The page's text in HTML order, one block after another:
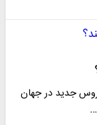
ناشی از کروناویروس جدید در جهان